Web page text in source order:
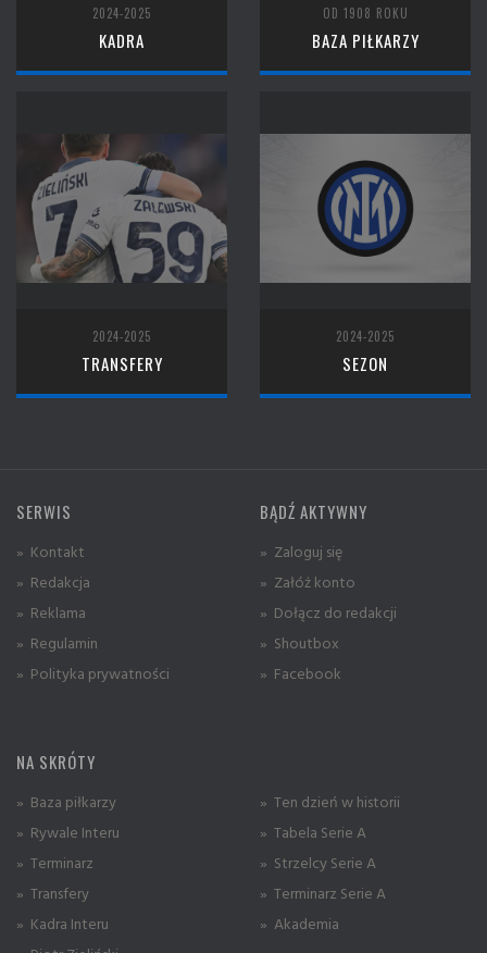
2024-2025
KADRA
OD 1908 ROKU
BAZA PIŁKARZY
2024-2025
TRANSFERY
2024-2025
SEZON
SERWIS
» Kontakt
» Redakcja
» Reklama
» Regulamin
» Polityka prywatności
BĄDŹ AKTYWNY
» Zaloguj się
» Załóż konto
» Dołącz do redakcji
» Shoutbox
» Facebook
NA SKRÓTY
» Baza piłkarzy
» Rywale Interu
» Terminarz
» Transfery
» Kadra Interu
» Ten dzień w historii
» Tabela Serie A
» Strzelcy Serie A
» Terminarz Serie A
» Akademia